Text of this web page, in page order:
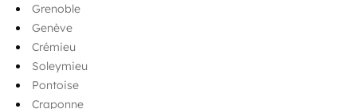
Grenoble
Genève
Crémieu
Soleymieu
Pontoise
Craponne